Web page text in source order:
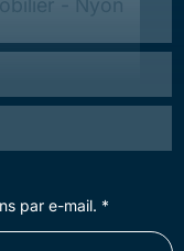
- Nyon
par e-mail. *